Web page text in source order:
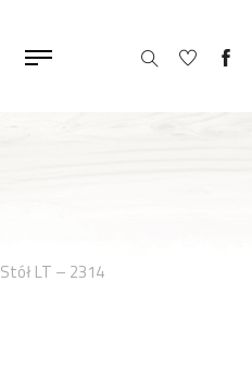
Stół LT – 2314